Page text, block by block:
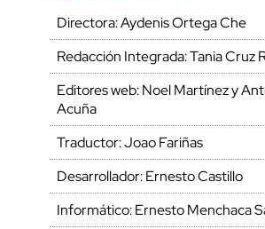
Directora: Aydenis Ortega Che
Redacción Integrada: Tania Cruz
Editores web: Noel Martínez y
Acuña
Traductor: Joao Fariñas
Desarrollador: Ernesto Castillo
Informático: Ernesto Menchaca